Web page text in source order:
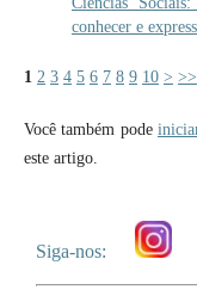
conhecer e
1 2 3 4 5 6 7 8 9 10 > >>
Você também pode
este artigo.
Siga-nos: